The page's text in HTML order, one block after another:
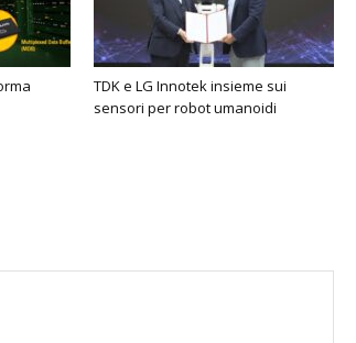
TDK e LG Innotek insieme sui
sensori per robot umanoidi